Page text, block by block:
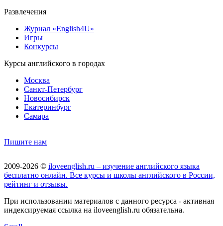
Развлечения
Журнал «English4U»
Игры
Конкурсы
Курсы английского в городах
Москва
Санкт-Петербург
Новосибирск
Екатеринбург
Самара
Пишите нам
2009-2026 © iloveenglish.ru – изучение английского языка
бесплатно онлайн. Все курсы и школы английского в России,
рейтинг и отзывы.
При использовании материалов с данного ресурса - активная
индексируемая ссылка на iloveenglish.ru обязательна.